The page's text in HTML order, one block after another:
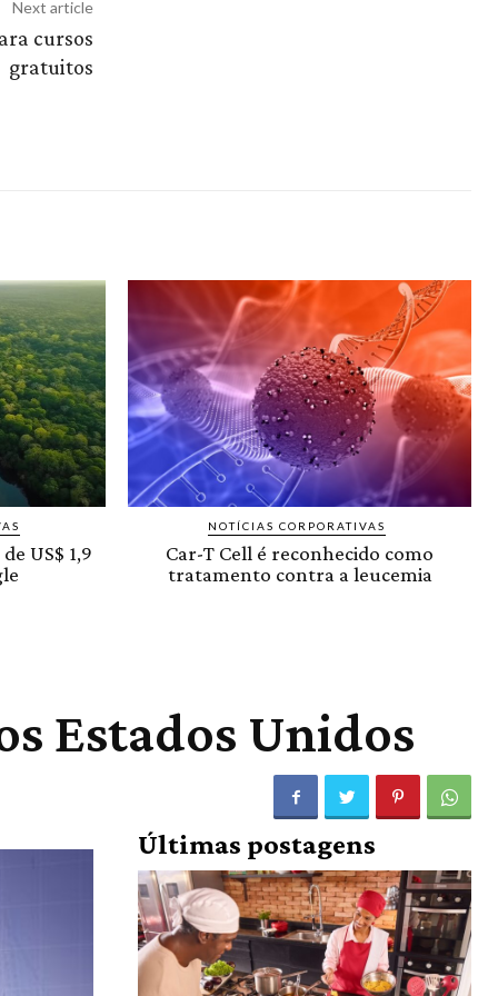
Next article
cursos
gratuitos
US$ 1,9
NOTÍCIAS CORPORATIVAS
Car-T Cell é reconhecido como
tratamento contra a leucemia